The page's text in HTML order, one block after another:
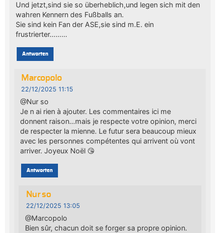
Und jetzt,sind sie so überheblich,und legen sich mit den
wahren Kennern des Fußballs an.
Sie sind kein Fan der ASE,sie sind m.E. ein
frustrierter………
Antworten
Marcopolo
22/12/2025 11:15
@Nur so
Je n ai rien à ajouter. Les commentaires ici me
donnent raison…mais je respecte votre opinion, merci
de respecter la mienne. Le futur sera beaucoup mieux
avec les personnes compétentes qui arrivent où vont
arriver. Joyeux Noël 😘
Antworten
Nur so
22/12/2025 13:05
@Marcopolo
Bien sûr, chacun doit se forger sa propre opinion.